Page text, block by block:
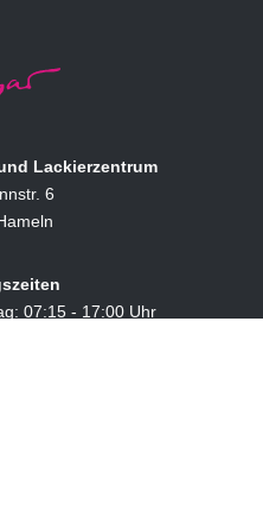
Lackierzentrum
6
07:15 - 17:00 Uhr